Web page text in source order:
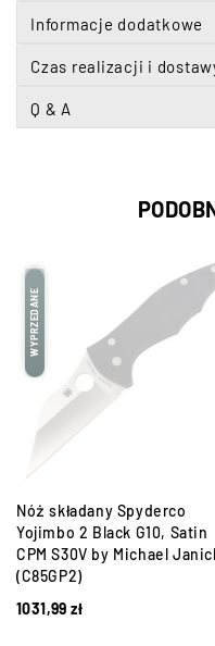
Informacje dodatkowe
Czas realizacji i
Q & A
WYPRZEDANE
Nóż składany Spyderco
Yojimbo 2 Black G10, Satin
CPM S30V by Michael
(C85GP2)
1031,99zł